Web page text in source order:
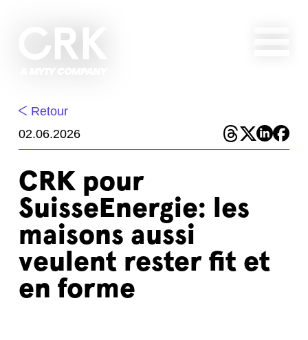
Retour
02.06.2026
CRK pour
SuisseEnergie: les
maisons aussi
veulent rester fit et
en forme